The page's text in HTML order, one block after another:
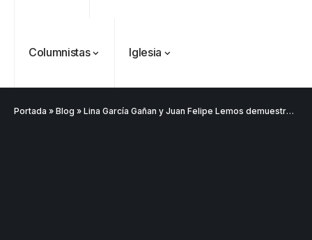
Columnistas Iglesia
Portada » Blog » Lina García Gañan y Juan Felipe Lemos demuestran fuerza política con masivo cierre de Campaña en Medellín